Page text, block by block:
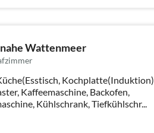
Wattenmeer
Kochplatte(Induktion),
Kaffeemaschine, Backofen,
Kühlschrank, Tiefkühlschr...